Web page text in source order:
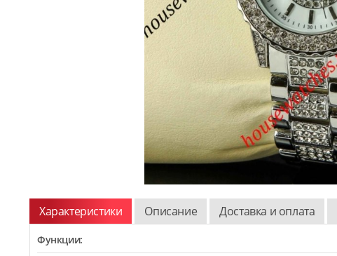
Характеристики Описание Доставка и оплата
Функции: